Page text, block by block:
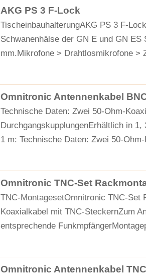
AKG PS 3 F-Lock
TischeinbauhalterungAKG PS 3 F-
Schwanenhälse der GN E und GN
mm.Mikrofone > Drahtlosmikrofone >
Omnitronic Antennenkabel
Technische Daten: Zwei 50-Ohm-
DurchgangskupplungenErhältlich in
1 m: Technische Daten: Zwei 50-
Omnitronic TNC-Set
TNC-MontagesetOmnitronic TNC-Set
Koaxialkabel mit TNC-SteckernZum
entsprechende
Omnitronic Antennenkabel